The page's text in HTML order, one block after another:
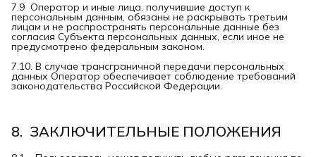
7.9 Оператор и иные лица, получившие доступ к
персональным данным, обязаны не раскрывать третьим
лицам и не распространять персональные данные без
согласия Субъекта персональных данных, если иное не
предусмотрено федеральным законом.
7.10. В случае трансграничной передачи персональных
данных Оператор обеспечивает соблюдение требований
законодательства Российской Федерации.
8.  ЗАКЛЮЧИТЕЛЬНЫЕ ПОЛОЖЕНИЯ